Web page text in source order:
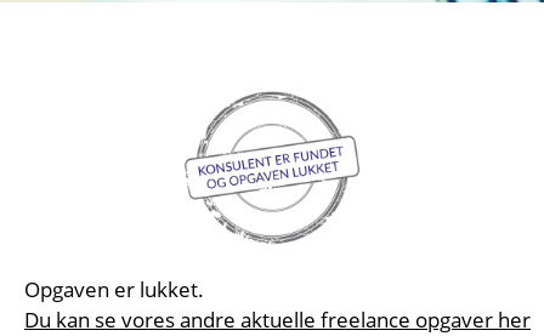
Opgaven er lukket.
Du kan se vores andre aktuelle freelance opgaver her